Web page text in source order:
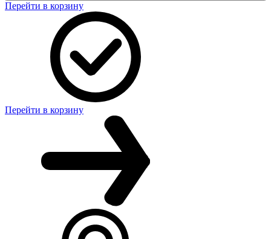
Перейти в корзину
Перейти в корзину